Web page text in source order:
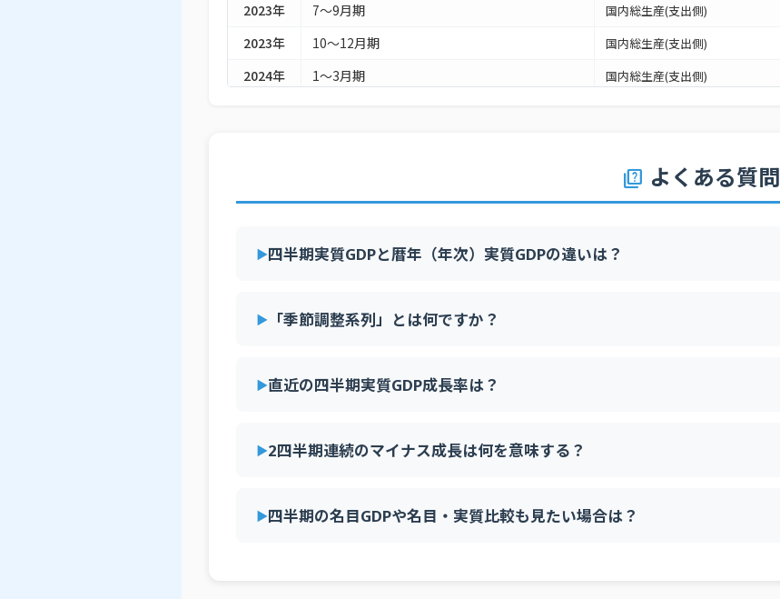
2023年 7～9月期 国内総生産(支出側)
2023年 10～12月期 国内総生産(支出側)
2024年 1～3月期 国内総生産(支出側)
国内総生産(支出側)
2025年 1～3月期 国内総生産(支出側)
quiz よくある質問
四半期実質GDPと暦年（年次）実質GDPの違いは？
「季節調整系列」とは何ですか？
直近の四半期実質GDP成長率は？
2四半期連続のマイナス成長は何を意味する？
四半期の名目GDPや名目・実質比較も見たい場合は？